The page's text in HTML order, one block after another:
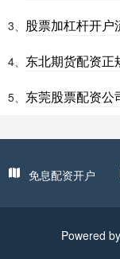
3、 股票加杠杆开户
4、 东北期货配资正
5、 东莞股票配资公
免息配资开户
Powered by